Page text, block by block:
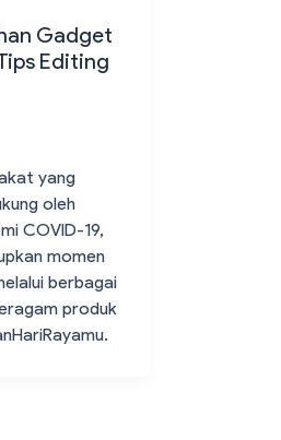
Gadget
Editing
yang
oleh
COVID-19,
momen
berbagai
produk